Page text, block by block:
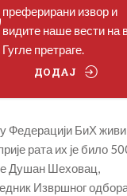
преферирани извор и
видите наше вести на
Гугле претраге.
ДОДАЈ
Федерацији БиХ
рата их је било
Душан Шеховац,
Извршног